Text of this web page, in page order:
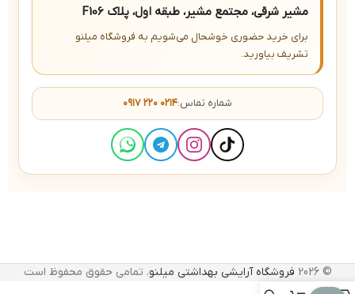
مشیر شرقی، مجتمع مشیر، طبقه اول، پلاک F106
برای خرید حضوری خوشحال می‌شویم به فروشگاه میلنو
تشریف بیاورید.
شماره تماس:۰۹۱۷ ۲۲۰ ۰۲۱۴
© 2026 فروشگاه آرایشی بهداشتی میلنو. تمامی حقوق محفوظ است